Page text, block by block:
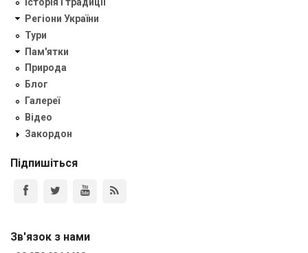
Регіони України
Тури
Пам'ятки
Природа
Блог
Галереї
Відео
Закордон
Підпишіться
Зв'язок з нами